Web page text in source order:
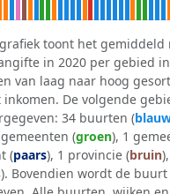
toont het
in 2020 per gebied
van laag naar hoog
inkomen. De volgende
34 buurten (
(groen), 1
(paars), 1 provincie (bruin
). Bovendien wordt de